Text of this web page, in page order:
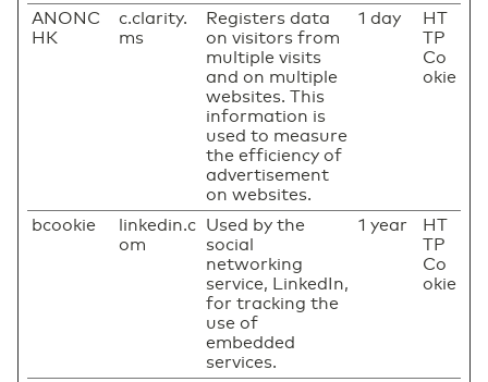
ANONC
HK
c.clarity.
ms
Registers data
on visitors from
multiple visits
and on multiple
websites. This
information is
used to measure
the efficiency of
advertisement
on websites.
1 day
HT
TP
Co
okie
bcookie
linkedin.c
om
Used by the
social
networking
service, LinkedIn,
for tracking the
use of
embedded
services.
1 year
HT
TP
Co
okie